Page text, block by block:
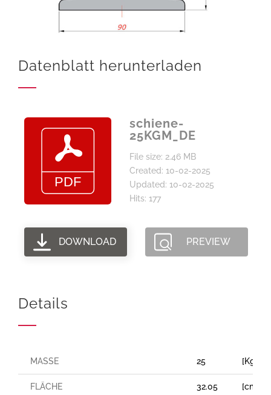
Datenblatt herunterladen
schiene-
25KGM_DE
File size: 2.46 MB
Created: 10-02-2025
Updated: 10-02-2025
Hits: 177
DOWNLOAD PREVIEW
Details
MASSE 25 [Kg/m]
FLÄCHE 32.05 [cm²]